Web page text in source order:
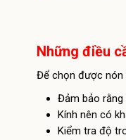
Những điều
Để chọn được nón
Đảm bảo rằng
Kính nên có
Kiểm tra độ